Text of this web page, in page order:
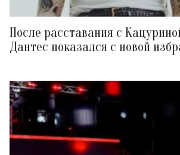
После расставания с
Дантес показался с новой